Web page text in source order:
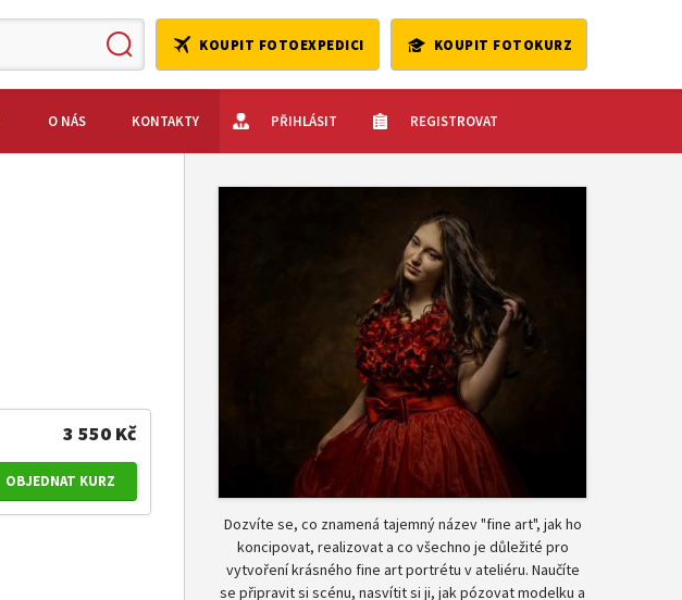
KOUPIT FOTOEXPEDICI KOUPIT FOTOKURZ
O NÁS KONTAKTY PŘIHLÁSIT REGISTROVAT
3 550 Kč
OBJEDNAT KURZ
Dozvíte se, co znamená tajemný název "fine art", jak ho
koncipovat, realizovat a co všechno je důležité pro
vytvoření krásného fine art portrétu v ateliéru. Naučíte
se připravit si scénu, nasvítit si ji, jak pózovat modelku a